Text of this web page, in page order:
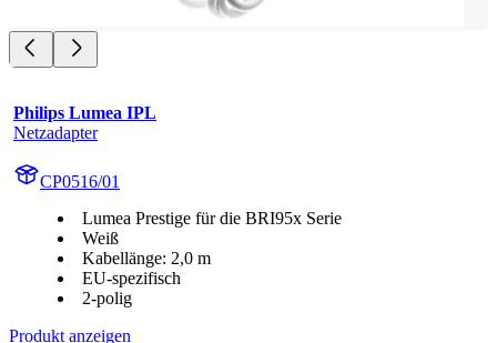
Philips Lumea IPL
Netzadapter
CP0516/01
Lumea Prestige für die BRI95x Serie
Weiß
Kabellänge: 2,0 m
EU-spezifisch
2-polig
Produkt anzeigen